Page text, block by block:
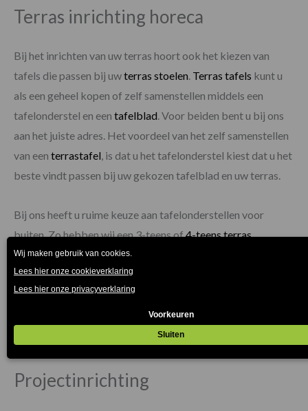
Terras inrichting horeca
Bij het inrichten van uw terras hoort ook het kiezen van
tafels die passen bij uwterras stoelen Terras tafels kunt u
als een geheel kopen of zelf samenstellen middels een
tafelonderstel en een tafelblad . Voor beiden bent u bij ons
aan het juiste adres. Het voordeel van het zelf samenstellen
van een terrastafel , is dat u het tafelonderstel kiest dat u het
beste vindt passen bij uw gekozen tafelblad en uw terras.
Bij ons heeft u ruime keuze aan tafelonderstellen voor
buiten. Zo hebben wij een 3-teens of4-teens terras
tafelonderstel, maar ook dubbele tafelonderstellen in
meerdere kleuren. Onze terras tafel onderstellen zijn van
aluminium of gepolijst roestvrijstaal en verzwaard met
gietijzer, zodat ze bestand zijn tegen weersinvloeden van
buitenaf en dus perfect voor op het terras.
Projectinrichting